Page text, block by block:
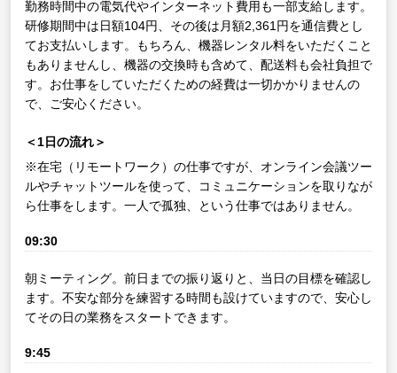
勤務時間中の電気代やインターネット費用も一部支給します。
研修期間中は日額104円、その後は月額2,361円を通信費とし
てお支払いします。もちろん、機器レンタル料をいただくこと
もありませんし、機器の交換時も含めて、配送料も会社負担で
す。お仕事をしていただくための経費は一切かかりませんの
で、ご安心ください。
＜1日の流れ＞
※在宅（リモートワーク）の仕事ですが、オンライン会議ツー
ルやチャットツールを使って、コミュニケーションを取りなが
ら仕事をします。一人で孤独、という仕事ではありません。
09:30
朝ミーティング。前日までの振り返りと、当日の目標を確認し
ます。不安な部分を練習する時間も設けていますので、安心し
てその日の業務をスタートできます。
9:45